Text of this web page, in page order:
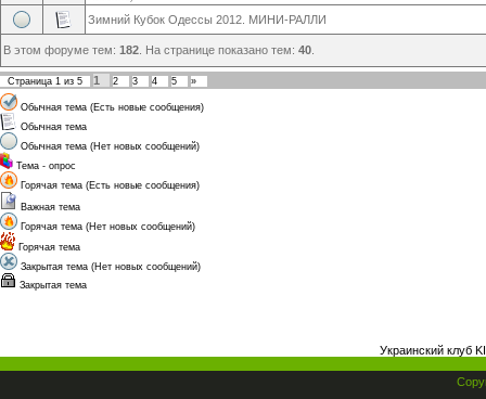
Зимний Кубок Одессы 2012. МИНИ-РАЛЛИ
В этом форуме тем: 182 . На странице показано тем: 40
Страница 1 из 5 1 2 3 4 5 »
Обычная тема (Есть новые сообщения)
Обычная тема
Обычная тема (Нет новых сообщений)
Тема - опрос
Горячая тема (Есть новые сообщения)
Важная тема
Горячая тема (Нет новых сообщений)
Горячая тема
Закрытая тема (Нет новых сообщений)
Закрытая тема
Украинский клуб